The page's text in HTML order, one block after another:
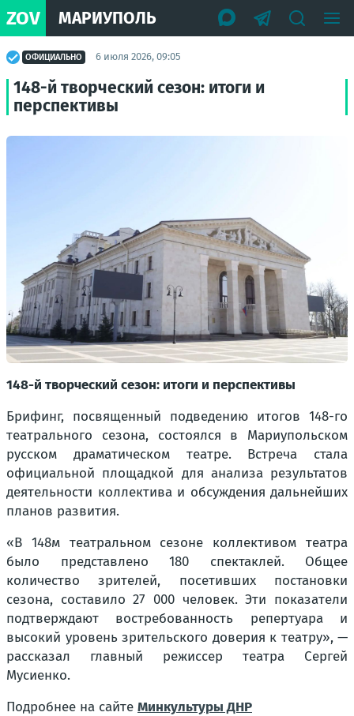
ZOV МАРИУПОЛЬ
ОФИЦИАЛЬНО 6 июля 2026, 09:05
148-й творческий сезон: итоги и
перспективы
148-й творческий сезон: итоги и перспективы
Брифинг, посвященный подведению итогов 148-го
театрального сезона, состоялся в Мариупольском
русском драматическом театре. Встреча стала
официальной площадкой для анализа результатов
деятельности коллектива и обсуждения дальнейших
планов развития.
«В 148м театральном сезоне коллективом театра
было представлено 180 спектаклей. Общее
количество зрителей, посетивших постановки
сезона, составило 27 000 человек. Эти показатели
подтверждают востребованность репертуара и
высокий уровень зрительского доверия к театру», —
рассказал главный режиссер театра Сергей
Мусиенко.
Подробнее на сайте Минкультуры ДНР